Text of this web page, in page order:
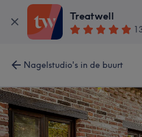
Treatwell
Nagelstudio's in de buurt